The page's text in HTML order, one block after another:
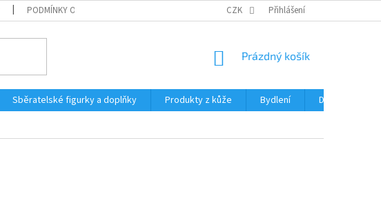
PODMÍNKY OCHRANY OSOBNÍCH ÚDAJŮ CZK Přihlášení
NÁKUPNÍ
Prázdný košík
Sběratelské figurky a doplňky Produkty z kůže Bydlení
Domácnost